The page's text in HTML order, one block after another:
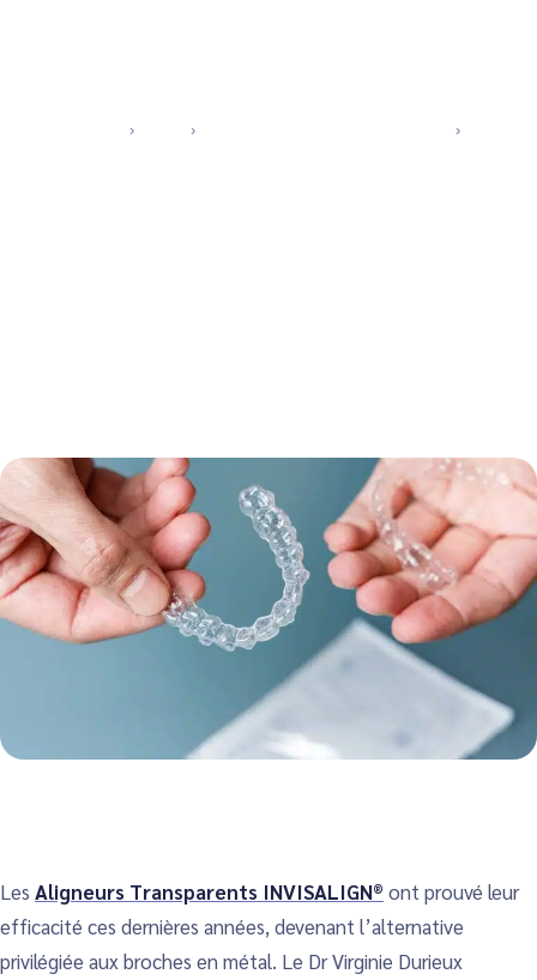
Les Aligneurs Transparents INVISALIGN® ont prouvé leur
efficacité ces dernières années, devenant l’alternative
privilégiée aux broches en métal. Le Dr Virginie Durieux